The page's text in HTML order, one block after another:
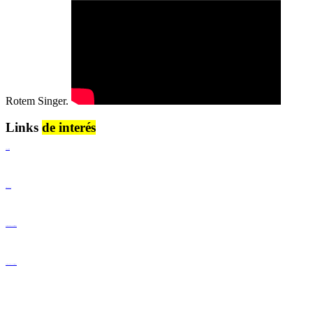
Rotem Singer.
Links de interés